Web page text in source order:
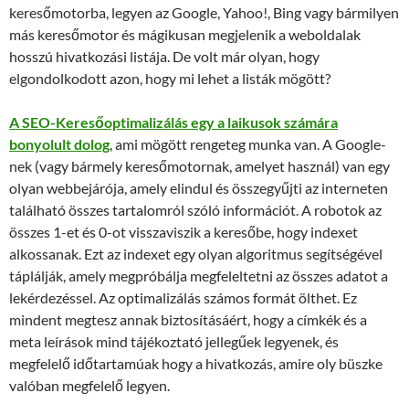
keresőmotorba, legyen az Google, Yahoo!, Bing vagy bármilyen
más keresőmotor és mágikusan megjelenik a weboldalak
hosszú hivatkozási listája. De volt már olyan, hogy
elgondolkodott azon, hogy mi lehet a listák mögött?
A SEO-Keresőoptimalizálás egy a laikusok számára
bonyolult dolog, ami mögött rengeteg munka van. A Google-
nek (vagy bármely keresőmotornak, amelyet használ) van egy
olyan webbejárója, amely elindul és összegyűjti az interneten
található összes tartalomról szóló információt. A robotok az
összes 1-et és 0-ot visszaviszik a keresőbe, hogy indexet
alkossanak. Ezt az indexet egy olyan algoritmus segítségével
táplálják, amely megpróbálja megfeleltetni az összes adatot a
lekérdezéssel. Az optimalizálás számos formát ölthet. Ez
mindent megtesz annak biztosításáért, hogy a címkék és a
meta leírások mind tájékoztató jellegűek legyenek, és
megfelelő időtartamúak hogy a hivatkozás, amire oly büszke
valóban megfelelő legyen.